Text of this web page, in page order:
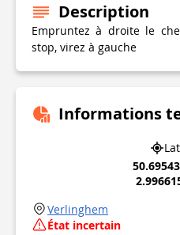
Description
Empruntez à droite le
stop, virez à gauche
Informations
Verlinghem
État incertain